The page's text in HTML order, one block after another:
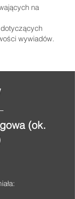
na
wywiadów.
(ok.